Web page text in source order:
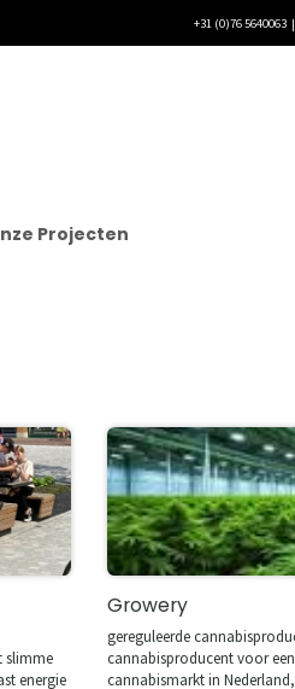
+31 (0)76 5640063 |
Projecten
slimme
energie
Growery
gereguleerde
cannabisproducent voor
cannabismarkt in